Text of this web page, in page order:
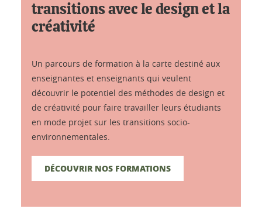
transitions avec le design et la
créativité
Un parcours de formation à la carte destiné aux
enseignantes et enseignants qui veulent
découvrir le potentiel des méthodes de design et
de créativité pour faire travailler leurs étudiants
en mode projet sur les transitions socio-
environnementales.
DÉCOUVRIR NOS FORMATIONS